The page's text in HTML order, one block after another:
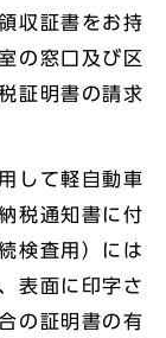
収証書をお持
の窓口及び区
証明書の請求
して軽自動車
税通知書に付
検査用）には
表面に印字さ
の証明書の有